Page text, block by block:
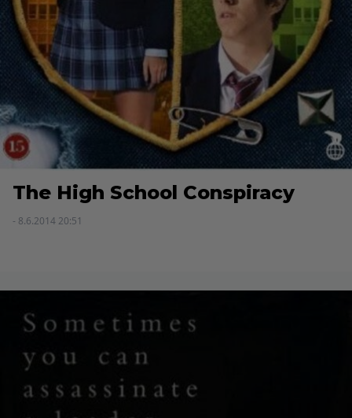
The High School Conspiracy
- 8.6.2014 20:51